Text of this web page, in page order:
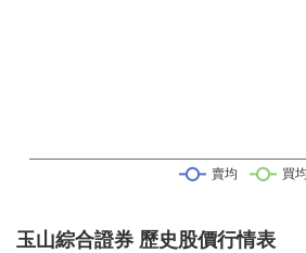
玉山綜合證券 歷史股價行情表